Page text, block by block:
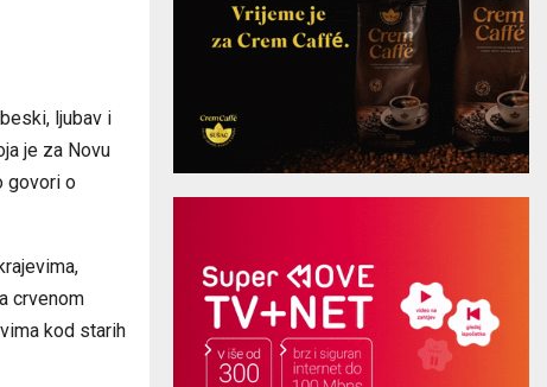
ljubav i
je za Novu
govori o
crvenom
kod starih